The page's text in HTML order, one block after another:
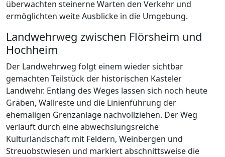
überwachten steinerne Warten den Verkehr und
ermöglichten weite Ausblicke in die Umgebung.
Landwehrweg zwischen Flörsheim und
Hochheim
Der Landwehrweg folgt einem wieder sichtbar
gemachten Teilstück der historischen Kasteler
Landwehr. Entlang des Weges lassen sich noch heute
Gräben, Wallreste und die Linienführung der
ehemaligen Grenzanlage nachvollziehen. Der Weg
verläuft durch eine abwechslungsreiche
Kulturlandschaft mit Feldern, Weinbergen und
Streuobstwiesen und markiert abschnittsweise die